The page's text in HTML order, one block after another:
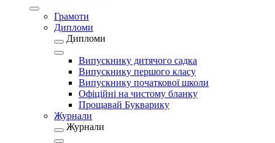
Грамоти
Дипломи
Дипломи
Випускнику дитячого садка
Випускнику першого класу
Випускнику початкової школи
Офіційні на чистому бланку
Прощавай Букварику
Журнали
Журнали